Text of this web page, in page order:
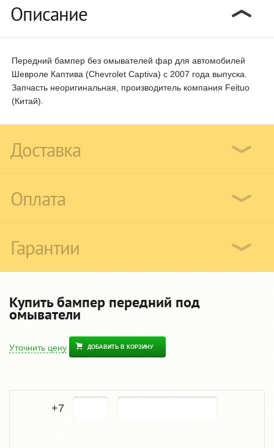
Описание
Передний бампер без омывателей фар для автомобилей
Шевроле Каптива (Chevrolet Captiva) с 2007 года выпуска.
Запчасть неоригинальная, производитель компания Feituo
(Китай).
Доставка
Оплата
Гарантии
Купить бампер передний под
омыватели
Уточнить цену ДОБАВИТЬ В КОРЗИНУ
+7